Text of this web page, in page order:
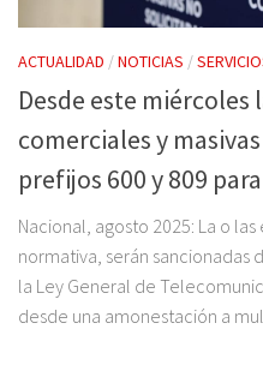
ACTUALIDAD /NOTICIAS /
Desde este miércoles
comerciales y
prefijos 600 y 809
Nacional, agosto 2025: La o
normativa, serán
la Ley General de
desde una amonestación a